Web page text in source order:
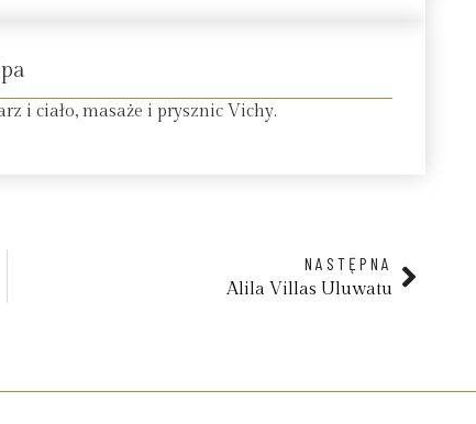
i ciało, masaże i prysznic Vichy.
NASTĘPNA
Alila Villas Uluwatu